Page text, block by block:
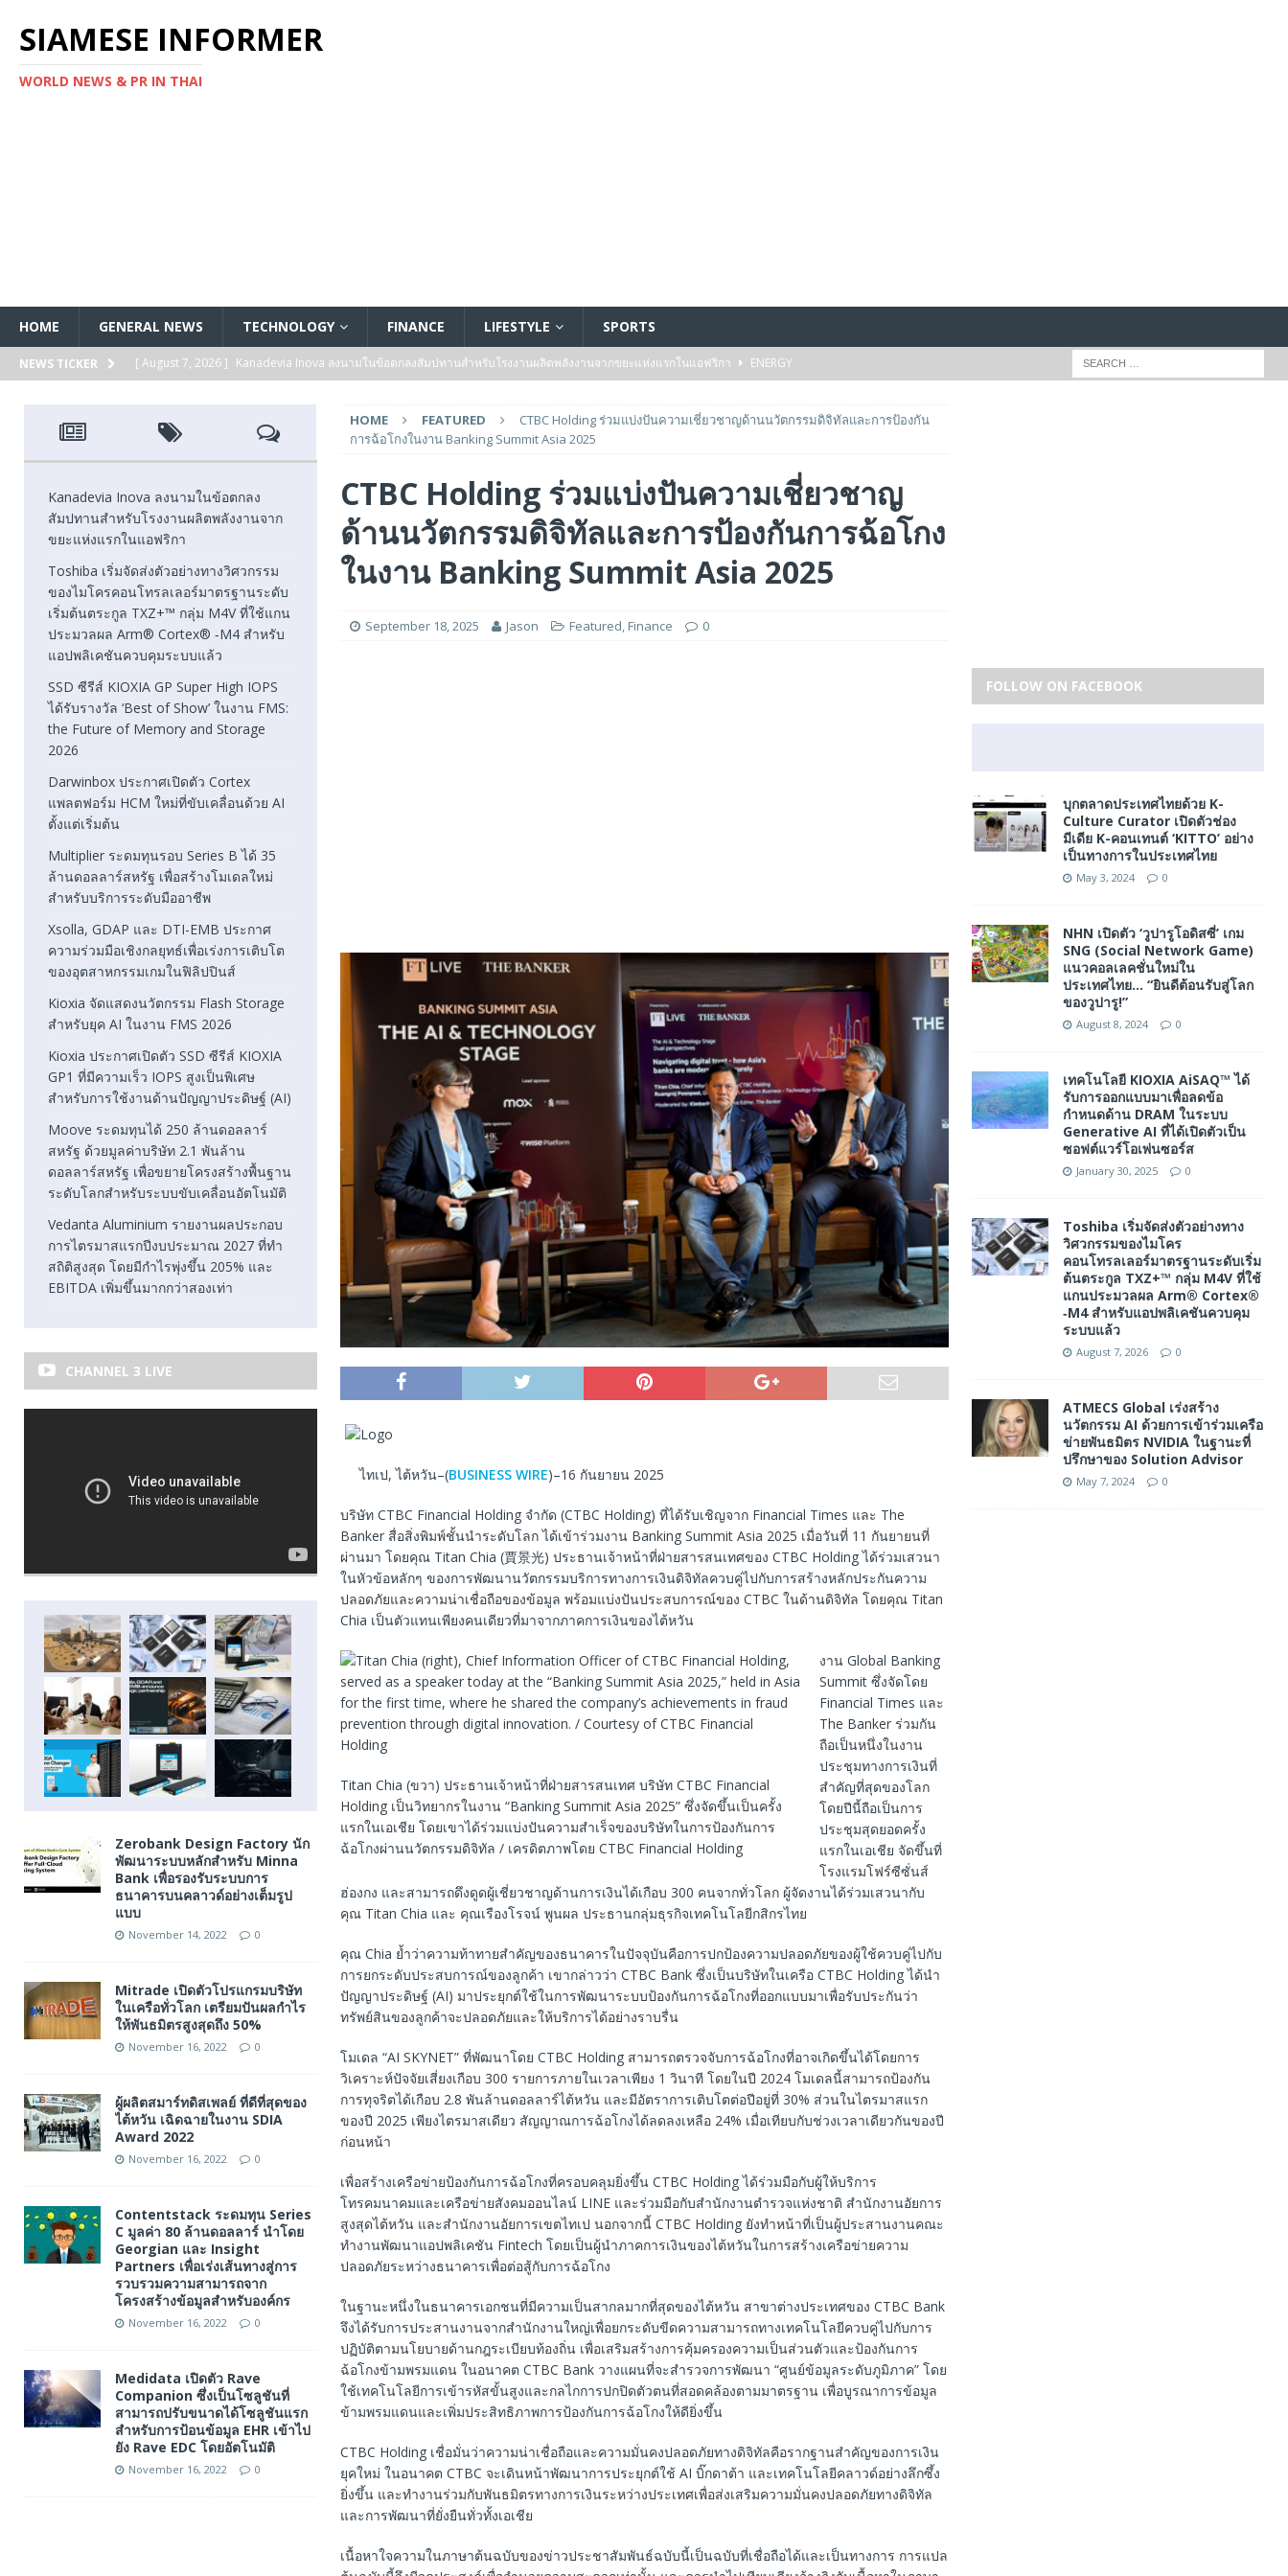
SIAMESE INFORMER
WORLD NEWS & PR IN THAI
HOME GENERAL NEWS TECHNOLOGY FINANCE LIFESTYLE SPORTS
NEWS TICKER [ August 7, 2026 ] Kanadevia Inova ลงนามในข้อตกลงสัมปทานสำหรับโรงงานผลิตพลังงานจากขยะแห่งแรกในแอฟริกา
ENERGY
แกนประมวลผล Arm® Cortex® ‑M4 สำหรับแอปพลิเคชันควบคุมระบบแล้ว
FEATURED
[ August 7, 2026 ] SSD ซีรีส์ KIOXIA GP Super High IOPS ได้รับรางวัล ‘Best of Show’ ในงาน FMS: the Future of Memory and Storage
2026
FEATURED
[ August 6, 2026 ] Darwinbox ประกาศเปิดตัว Cortex แพลตฟอร์ม HCM ใหม่ที่ขับเคลื่อนด้วย AI ตั้งแต่เริ่มต้น
FEATURED
Multiplier ระดมทุนรอบ Series B ได้ 35 ล้านดอลลาร์สหรัฐ เพื่อสร้างโมเดลใหม่สำหรับบริการระดับมืออาชีพ
FEATURED
HOME FEATURED
CTBC Holding ร่วมแบ่งปันความเชี่ยวชาญด้านนวัตกรรมดิจิทัลและการป้องกัน
การฉ้อโกงในงาน Banking Summit Asia 2025
CTBC Holding ร่วมแบ่งปันความเชี่ยวชาญ
ด้านนวัตกรรมดิจิทัลและการป้องกันการฉ้อโกง
ในงาน Banking Summit Asia 2025
September 18, 2025 Jason Featured, Finance 0
ไทเป, ไต้หวัน–(BUSINESS WIRE)–16 กันยายน 2025
บริษัท CTBC Financial Holding จำกัด (CTBC Holding) ที่ได้รับเชิญจาก Financial Times และ The
Banker สื่อสิ่งพิมพ์ชั้นนำระดับโลก ได้เข้าร่วมงาน Banking Summit Asia 2025 เมื่อวันที่ 11 กันยายนที่
ผ่านมา โดยคุณ Titan Chia (賈景光) ประธานเจ้าหน้าที่ฝ่ายสารสนเทศของ CTBC Holding ได้ร่วมเสวนา
ในหัวข้อหลักๆ ของการพัฒนานวัตกรรมบริการทางการเงินดิจิทัลควบคู่ไปกับการสร้างหลักประกันความ
ปลอดภัยและความน่าเชื่อถือของข้อมูล พร้อมแบ่งปันประสบการณ์ของ CTBC ในด้านดิจิทัล โดยคุณ Titan
Chia เป็นตัวแทนเพียงคนเดียวที่มาจากภาคการเงินของไต้หวัน
Titan Chia (ขวา) ประธานเจ้าหน้าที่ฝ่ายสารสนเทศ บริษัท CTBC Financial
Holding เป็นวิทยากรในงาน “Banking Summit Asia 2025” ซึ่งจัดขึ้นเป็นครั้ง
แรกในเอเชีย โดยเขาได้ร่วมแบ่งปันความสำเร็จของบริษัทในการป้องกันการ
ฉ้อโกงผ่านนวัตกรรมดิจิทัล / เครดิตภาพโดย CTBC Financial Holding
งาน Global Banking
Summit ซึ่งจัดโดย
Financial Times และ
The Banker ร่วมกัน
ถือเป็นหนึ่งในงาน
ประชุมทางการเงินที่
สำคัญที่สุดของโลก
โดยปีนี้ถือเป็นการ
ประชุมสุดยอดครั้ง
แรกในเอเชีย จัดขึ้นที่
โรงแรมโฟร์ซีซั่นส์
ฮ่องกง และสามารถดึงดูดผู้เชี่ยวชาญด้านการเงินได้เกือบ 300 คนจากทั่วโลก ผู้จัดงานได้ร่วมเสวนากับ
คุณ Titan Chia และ คุณเรืองโรจน์ พูนผล ประธานกลุ่มธุรกิจเทคโนโลยีกสิกรไทย
คุณ Chia ย้ำว่าความท้าทายสำคัญของธนาคารในปัจจุบันคือการปกป้องความปลอดภัยของผู้ใช้ควบคู่ไปกับ
การยกระดับประสบการณ์ของลูกค้า เขากล่าวว่า CTBC Bank ซึ่งเป็นบริษัทในเครือ CTBC Holding ได้นำ
ปัญญาประดิษฐ์ (AI) มาประยุกต์ใช้ในการพัฒนาระบบป้องกันการฉ้อโกงที่ออกแบบมาเพื่อรับประกันว่า
ทรัพย์สินของลูกค้าจะปลอดภัยและให้บริการได้อย่างราบรื่น
โมเดล “AI SKYNET” ที่พัฒนาโดย CTBC Holding สามารถตรวจจับการฉ้อโกงที่อาจเกิดขึ้นได้โดยการ
วิเคราะห์ปัจจัยเสี่ยงเกือบ 300 รายการภายในเวลาเพียง 1 วินาที โดยในปี 2024 โมเดลนี้สามารถป้องกัน
การทุจริตได้เกือบ 2.8 พันล้านดอลลาร์ไต้หวัน และมีอัตราการเติบโตต่อปีอยู่ที่ 30% ส่วนในไตรมาสแรก
ของปี 2025 เพียงไตรมาสเดียว สัญญาณการฉ้อโกงได้ลดลงเหลือ 24% เมื่อเทียบกับช่วงเวลาเดียวกันของปี
ก่อนหน้า
เพื่อสร้างเครือข่ายป้องกันการฉ้อโกงที่ครอบคลุมยิ่งขึ้น CTBC Holding ได้ร่วมมือกับผู้ให้บริการ
โทรคมนาคมและเครือข่ายสังคมออนไลน์ LINE และร่วมมือกับสำนักงานตำรวจแห่งชาติ สำนักงานอัยการ
สูงสุดไต้หวัน และสำนักงานอัยการเขตไทเป นอกจากนี้ CTBC Holding ยังทำหน้าที่เป็นผู้ประสานงานคณะ
ทำงานพัฒนาแอปพลิเคชัน Fintech โดยเป็นผู้นำภาคการเงินของไต้หวันในการสร้างเครือข่ายความ
ปลอดภัยระหว่างธนาคารเพื่อต่อสู้กับการฉ้อโกง
ในฐานะหนึ่งในธนาคารเอกชนที่มีความเป็นสากลมากที่สุดของไต้หวัน สาขาต่างประเทศของ CTBC Bank
จึงได้รับการประสานงานจากสำนักงานใหญ่เพื่อยกระดับขีดความสามารถทางเทคโนโลยีควบคู่ไปกับการ
ปฏิบัติตามนโยบายด้านกฎระเบียบท้องถิ่น เพื่อเสริมสร้างการคุ้มครองความเป็นส่วนตัวและป้องกันการ
ฉ้อโกงข้ามพรมแดน ในอนาคต CTBC Bank วางแผนที่จะสำรวจการพัฒนา “ศูนย์ข้อมูลระดับภูมิภาค” โดย
ใช้เทคโนโลยีการเข้ารหัสขั้นสูงและกลไกการปกปิดตัวตนที่สอดคล้องตามมาตรฐาน เพื่อบูรณาการข้อมูล
ข้ามพรมแดนและเพิ่มประสิทธิภาพการป้องกันการฉ้อโกงให้ดียิ่งขึ้น
CTBC Holding เชื่อมั่นว่าความน่าเชื่อถือและความมั่นคงปลอดภัยทางดิจิทัลคือรากฐานสำคัญของการเงิน
ยุคใหม่ ในอนาคต CTBC จะเดินหน้าพัฒนาการประยุกต์ใช้ AI บิ๊กดาต้า และเทคโนโลยีคลาวด์อย่างลึกซึ้ง
ยิ่งขึ้น และทำงานร่วมกับพันธมิตรทางการเงินระหว่างประเทศเพื่อส่งเสริมความมั่นคงปลอดภัยทางดิจิทัล
และการพัฒนาที่ยั่งยืนทั่วทั้งเอเชีย
เนื้อหาใจความในภาษาต้นฉบับของข่าวประชาสัมพันธ์ฉบับนี้เป็นฉบับที่เชื่อถือได้และเป็นทางการ การแปล
Kanadevia Inova ลงนามในข้อตกลง
สัมปทานสำหรับโรงงานผลิตพลังงานจาก
ขยะแห่งแรกในแอฟริกา
Toshiba เริ่มจัดส่งตัวอย่างทางวิศวกรรม
ของไมโครคอนโทรลเลอร์มาตรฐานระดับ
เริ่มต้นตระกูล TXZ+™ กลุ่ม M4V ที่ใช้แกน
ประมวลผล Arm® Cortex® ‑M4 สำหรับ
แอปพลิเคชันควบคุมระบบแล้ว
SSD ซีรีส์ KIOXIA GP Super High IOPS
ได้รับรางวัล ‘Best of Show’ ในงาน FMS:
the Future of Memory and Storage
2026
Darwinbox ประกาศเปิดตัว Cortex
แพลตฟอร์ม HCM ใหม่ที่ขับเคลื่อนด้วย AI
ตั้งแต่เริ่มต้น
Multiplier ระดมทุนรอบ Series B ได้ 35
ล้านดอลลาร์สหรัฐ เพื่อสร้างโมเดลใหม่
สำหรับบริการระดับมืออาชีพ
Xsolla, GDAP และ DTI-EMB ประกาศ
ความร่วมมือเชิงกลยุทธ์เพื่อเร่งการเติบโต
ของอุตสาหกรรมเกมในฟิลิปปินส์
Kioxia จัดแสดงนวัตกรรม Flash Storage
สำหรับยุค AI ในงาน FMS 2026
Kioxia ประกาศเปิดตัว SSD ซีรีส์ KIOXIA
GP1 ที่มีความเร็ว IOPS สูงเป็นพิเศษ
สำหรับการใช้งานด้านปัญญาประดิษฐ์ (AI)
Moove ระดมทุนได้ 250 ล้านดอลลาร์
สหรัฐ ด้วยมูลค่าบริษัท 2.1 พันล้าน
ดอลลาร์สหรัฐ เพื่อขยายโครงสร้างพื้นฐาน
ระดับโลกสำหรับระบบขับเคลื่อนอัตโนมัติ
Vedanta Aluminium รายงานผลประกอบ
การไตรมาสแรกปีงบประมาณ 2027 ที่ทำ
สถิติสูงสุด โดยมีกำไรพุ่งขึ้น 205% และ
EBITDA เพิ่มขึ้นมากกว่าสองเท่า
CHANNEL 3 LIVE
Zerobank Design Factory นัก
พัฒนาระบบหลักสำหรับ Minna
Bank เพื่อรองรับระบบการ
ธนาคารบนคลาวด์อย่างเต็มรูป
แบบ
November 14, 2022 0
Mitrade เปิดตัวโปรแกรมบริษัท
ในเครือทั่วโลก เตรียมปันผลกำไร
ให้พันธมิตรสูงสุดถึง 50%
November 16, 2022 0
ผู้ผลิตสมาร์ทดิสเพลย์ ที่ดีที่สุดของ
ไต้หวัน เฉิดฉายในงาน SDIA
Award 2022
November 16, 2022 0
Contentstack ระดมทุน Series
C มูลค่า 80 ล้านดอลลาร์ นำโดย
Georgian และ Insight
Partners เพื่อเร่งเส้นทางสู่การ
รวบรวมความสามารถจาก
โครงสร้างข้อมูลสำหรับองค์กร
November 16, 2022 0
Medidata เปิดตัว Rave
Companion ซึ่งเป็นโซลูชันที่
สามารถปรับขนาดได้โซลูชันแรก
สำหรับการป้อนข้อมูล EHR เข้าไป
ยัง Rave EDC โดยอัตโนมัติ
November 16, 2022 0
FOLLOW ON FACEBOOK
บุกตลาดประเทศไทยด้วย K-
Culture Curator เปิดตัวช่อง
มีเดีย K-คอนเทนต์ ‘KITTO’ อย่าง
เป็นทางการในประเทศไทย
May 3, 2024 0
NHN เปิดตัว ‘วูปารูโอดิสซี่’ เกม
SNG (Social Network Game)
แนวคอลเลคชั่นใหม่ใน
ประเทศไทย… “ยินดีต้อนรับสู่โลก
ของวูปารู!”
August 8, 2024 0
เทคโนโลยี KIOXIA AiSAQ™ ได้
รับการออกแบบมาเพื่อลดข้อ
กำหนดด้าน DRAM ในระบบ
Generative AI ที่ได้เปิดตัวเป็น
ซอฟต์แวร์โอเพ่นซอร์ส
January 30, 2025 0
Toshiba เริ่มจัดส่งตัวอย่างทาง
วิศวกรรมของไมโคร
คอนโทรลเลอร์มาตรฐานระดับเริ่ม
ต้นตระกูล TXZ+™ กลุ่ม M4V ที่ใช้
แกนประมวลผล Arm® Cortex®
‑M4 สำหรับแอปพลิเคชันควบคุม
ระบบแล้ว
August 7, 2026 0
ATMECS Global เร่งสร้าง
นวัตกรรม AI ด้วยการเข้าร่วมเครือ
ข่ายพันธมิตร NVIDIA ในฐานะที่
ปรึกษาของ Solution Advisor
May 7, 2024 0